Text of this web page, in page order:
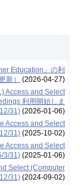
Education」の利
新）
(2026-04-27)
Access and Select
利用開始しま
31)(2026-01-06)
Access and Select
31)(2025-10-02)
Access and Select
3/31)(2025-01-06)
Select (Computer
31)(2024-09-02)